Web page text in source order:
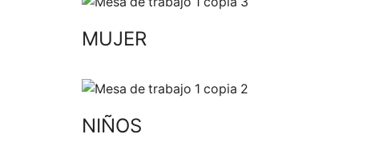
MUJER
NIÑOS